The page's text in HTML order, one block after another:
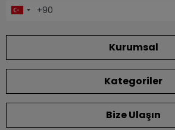
Kurumsal
Kategoriler
Bize Ulaşın